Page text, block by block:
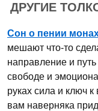
ДРУГИЕ
Сон о пении
мешают что-то
направление и
свободе и
руках сила и ключ
вам наверняка